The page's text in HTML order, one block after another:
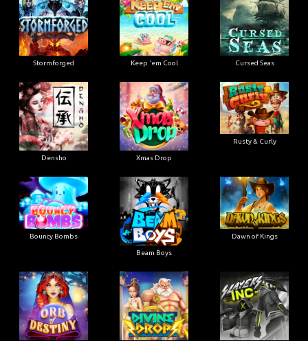
Stormforged Keep 'em Cool Cursed Seas
Densho Xmas Drop
Rusty & Curly
Bouncy Bombs
Beam Boys
Dawn of Kings